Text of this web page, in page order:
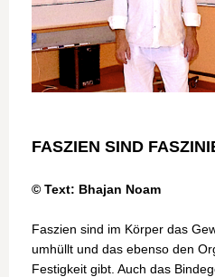
FASZIEN SIND
© Text: Bhajan Noam
Faszien sind im Körper das
umhüllt und das ebenso den
Festigkeit gibt. Auch das